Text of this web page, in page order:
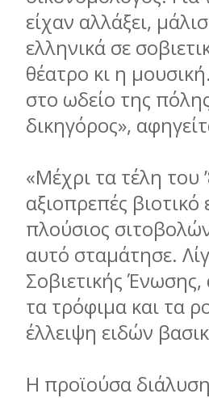
είχαν αλλάξει,
ελληνικά σε
θέατρο κι η
στο ωδείο της
δικηγόρος»,
«Μέχρι τα τέλη του
αξιοπρεπές
πλούσιος
αυτό σταµάτησε.
Σοβιετικής
τα τρόφιµα και τα
έλλειψη ειδών
Η προϊούσα